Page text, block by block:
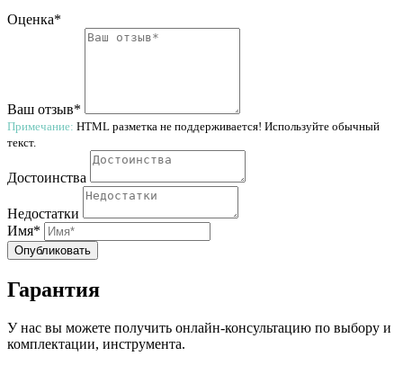
Оценка*
Ваш отзыв*
Примечание: HTML разметка не поддерживается! Используйте обычный
текст.
Достоинства
Недостатки
Имя*
Опубликовать
Гарантия
У нас вы можете получить онлайн-консультацию по выбору и
комплектации, инструмента.